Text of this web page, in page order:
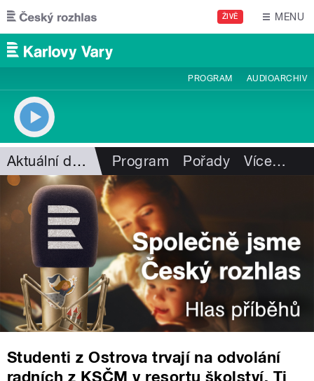
Přejít k hlavnímu obsahu
ŽIVĚ MENU
PROGRAM AUDIOARCHIV
Aktuální dění Program Pořady Více…
Studenti z Ostrova trvají na odvolání
radních z KSČM v resortu školství. Ti